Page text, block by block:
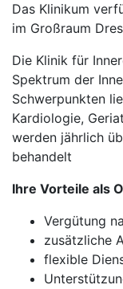
Das Klinikum
im Großraum
Die Klinik für
Spektrum der
Schwerpunkten
Kardiologie,
werden jährlich
behandelt
Ihre Vorteile als
Vergütung
zusätzliche
flexible